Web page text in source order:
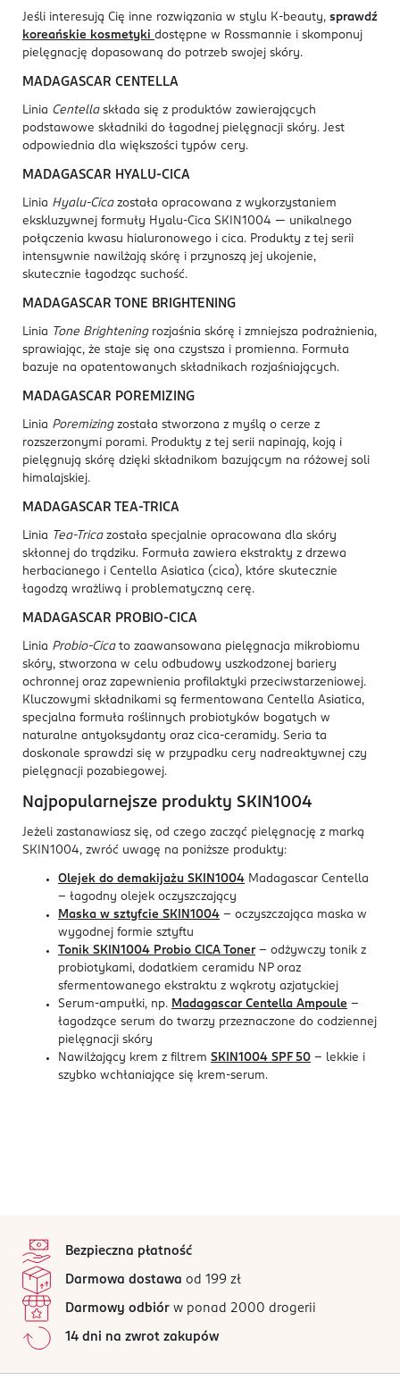
Jeśli interesują Cię inne rozwiązania w stylu K-beauty, sprawdź
koreańskie kosmetyki dostępne w Rossmannie i skomponuj
pielęgnację dopasowaną do potrzeb swojej skóry.
MADAGASCAR CENTELLA
Linia Centellaskłada się z produktów zawierających
podstawowe składniki do łagodnej pielęgnacji skóry. Jest
odpowiednia dla większości typów cery.
MADAGASCAR HYALU-CICA
Linia Hyalu-Cicazostała opracowana z wykorzystaniem
ekskluzywnej formuły Hyalu-Cica SKIN1004 — unikalnego
połączenia kwasu hialuronowego i cica. Produkty z tej serii
intensywnie nawilżają skórę i przynoszą jej ukojenie,
skutecznie łagodząc suchość.
MADAGASCAR TONE BRIGHTENING
Linia Tone Brighteningrozjaśnia skórę i zmniejsza podrażnienia,
sprawiając, że staje się ona czystsza i promienna. Formuła
bazuje na opatentowanych składnikach rozjaśniających.
MADAGASCAR POREMIZING
Linia Poremizingzostała stworzona z myślą o cerze z
rozszerzonymi porami. Produkty z tej serii napinają, koją i
pielęgnują skórę dzięki składnikom bazującym na różowej soli
himalajskiej.
MADAGASCAR TEA-TRICA
Linia Tea-Tricazostała specjalnie opracowana dla skóry
skłonnej do trądziku. Formuła zawiera ekstrakty z drzewa
herbacianego i Centella Asiatica (cica), które skutecznie
łagodzą wrażliwą i problematyczną cerę.
MADAGASCAR PROBIO-CICA
Linia Probio-Cicato zaawansowana pielęgnacja mikrobiomu
skóry, stworzona w celu odbudowy uszkodzonej bariery
ochronnej oraz zapewnienia profilaktyki przeciwstarzeniowej.
Kluczowymi składnikami są fermentowana Centella Asiatica,
specjalna formuła roślinnych probiotyków bogatych w
naturalne antyoksydanty oraz cica-ceramidy. Seria ta
doskonale sprawdzi się w przypadku cery nadreaktywnej czy
pielęgnacji pozabiegowej.
Najpopularnejsze produkty SKIN1004
Jeżeli zastanawiasz się, od czego zacząć pielęgnację z marką
SKIN1004, zwróć uwagę na poniższe produkty:
Olejek do demakijażu SKIN1004 Madagascar Centella
– łagodny olejek oczyszczający
Maska w sztyfcie SKIN1004 - oczyszczająca maska w
wygodnej formie sztyftu
Tonik SKIN1004 Probio CICA Toner– odżywczy tonik z
probiotykami, dodatkiem ceramidu NP oraz
sfermentowanego ekstraktu z wąkroty azjatyckiej
Serum-ampułki, np. Madagascar Centella Ampoule –
łagodzące serum do twarzy przeznaczone do codziennej
pielęgnacji skóry
Nawilżający krem z filtrem SKIN1004 SPF 50 – lekkie i
szybko wchłaniające się krem-serum.
Bezpieczna płatność
Darmowa dostawa od 199 zł
Darmowy odbiór w ponad 2000 drogerii
14 dni na zwrot zakupów